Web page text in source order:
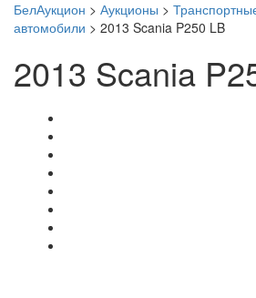
БелАукцион > Аукционы >
автомобили > 2013 Scania P250 LB
2013 Scania